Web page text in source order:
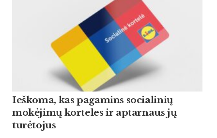
Ieškoma, kas pagamins socialinių
mokėjimų korteles ir aptarnaus jų
turėtojus